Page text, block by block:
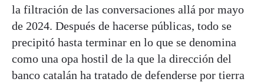
la filtración de las conversaciones allá por mayo
de 2024. Después de hacerse públicas, todo se
precipitó hasta terminar en lo que se denomina
como una opa hostil de la que la dirección del
banco catalán ha tratado de defenderse por tierra